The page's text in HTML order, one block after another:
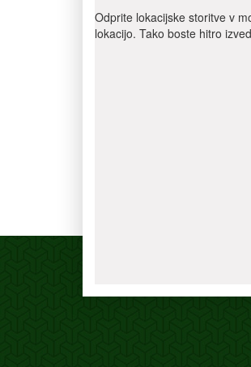
Odprite lokacijske storitve v
lokacijo. Tako boste hitro